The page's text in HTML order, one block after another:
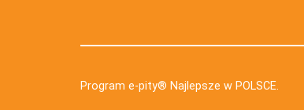
Program e-pity® Najlepsze w POLSCE.